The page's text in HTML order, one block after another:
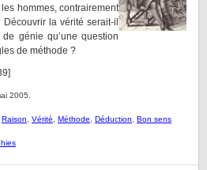
hommes, contrairement
la vérité serait-il
génie qu’une question
de méthode ?
2005.
Raison Vérité Méthode Déduction Bon sens